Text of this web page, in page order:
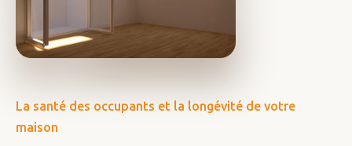
La santé des occupants et la longévité de votre
maison